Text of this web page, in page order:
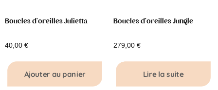
Boucles d’oreilles Julietta
40,00 €
Ajouter au panier
Boucles d’oreilles Jungle
279,00 €
Lire la suite